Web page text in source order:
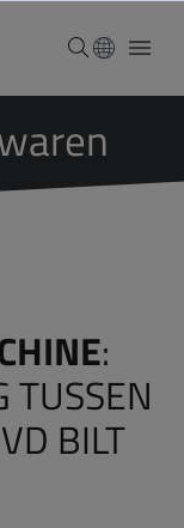
:
TUSSEN
BILT